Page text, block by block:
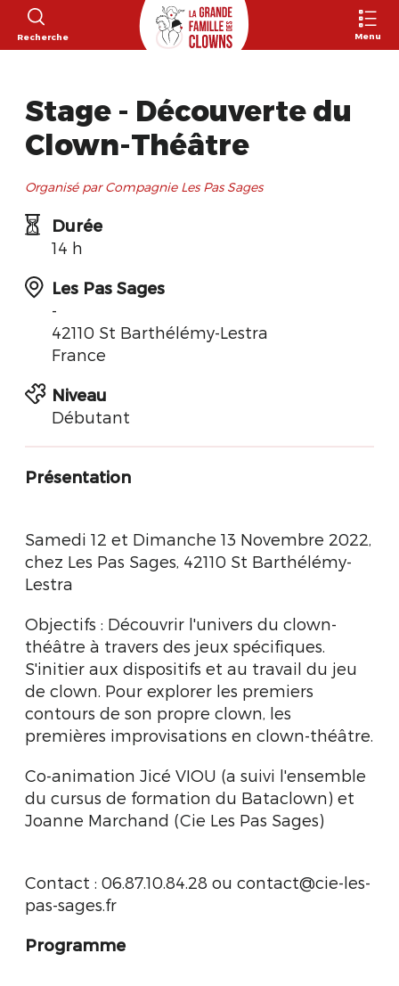
Recherche Menu
Stage - Découverte du
Clown-Théâtre
Organisé par Compagnie Les Pas Sages
Durée
14 h
Les Pas Sages
-
42110 St Barthélémy-Lestra
France
Niveau
Débutant
Présentation
Samedi 12 et Dimanche 13 Novembre 2022,
chez Les Pas Sages, 42110 St Barthélémy-
Lestra
Objectifs : Découvrir l'univers du clown-
théâtre à travers des jeux spécifiques.
S'initier aux dispositifs et au travail du jeu
de clown. Pour explorer les premiers
contours de son propre clown, les
premières improvisations en clown-théâtre.
Co-animation Jicé VIOU (a suivi l'ensemble
du cursus de formation du Bataclown) et
Joanne Marchand (Cie Les Pas Sages)
Contact : 06.87.10.84.28 ou contact@cie-les-
pas-sages.fr
Programme